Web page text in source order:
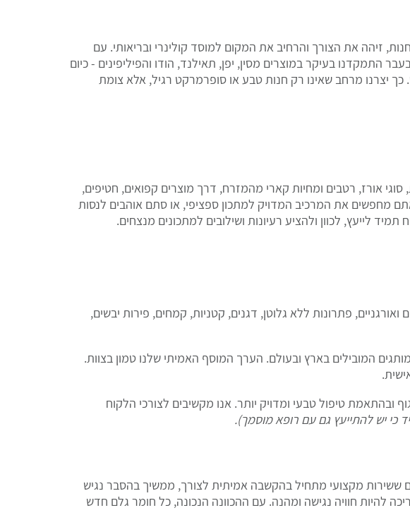
זיהה את הצורך והרחיב את המקום למוסד קולינרי ובריאותי. עם
בעיקר במוצרים מסין, יפן, תאילנד, הודו והפיליפינים - כיום
כך יצרנו מרחב שאינו רק חנות טבע או סופרמרקט רגיל, אלא צומת
אורז, רטבים ומחיות קארי מהמזרח, דרך מוצרים קפואים, חטיפים,
מחפשים את המרכיב המדויק למתכון ספציפי, או סתם אוהבים לנסות
לייעץ, לכוון ולהציע רעיונות ושילובים למתכונים מנצחים.
פתרונות ללא גלוטן, דגנים, קטניות, קמחים, פירות יבשים,
המובילים בארץ ובעולם. הערך המוסף האמיתי שלנו טמון בצוות.
ובהתאמת טיפול טבעי ומדויק יותר. אנו מקשיבים לצורכי הלקוח
כי יש להתייעץ גם עם רופא מוסמך).
ששירות מקצועי מתחיל בהקשבה אמיתית לצורך, ממשיך בהסבר נגיש
להיות חוויה נגישה ומהנה. עם ההכוונה הנכונה, כל חומר גלם חדש